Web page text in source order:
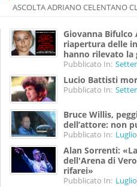
ASCOLTA ADRIANO CELENTANO
Giovanna
riapertura delle
hanno rilevato la
Pubblicato In:
Lucio Battisti
Pubblicato In:
Bruce Willis,
dell’attore: non
Pubblicato In:
Alan Sorrenti:
dell'Arena di
rifarei»
Pubblicato In: